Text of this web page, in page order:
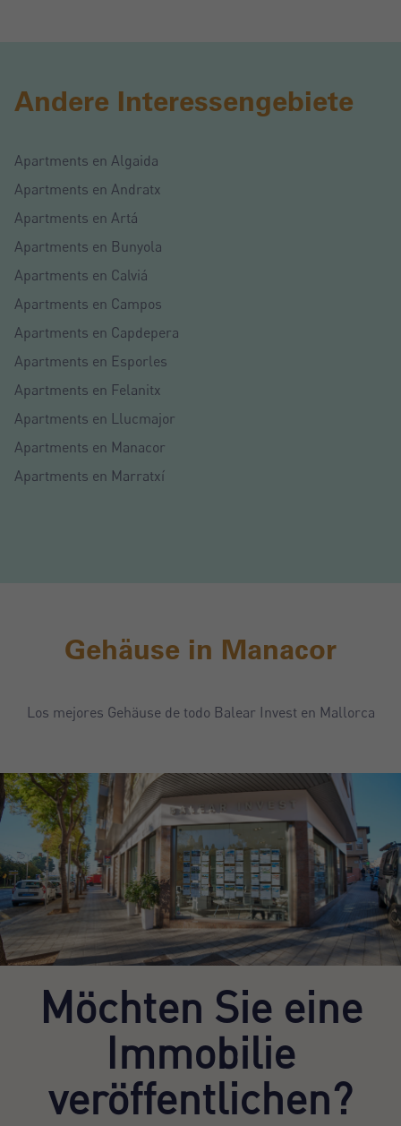
Andere Interessengebiete
Apartments en Algaida
Apartments en Andratx
Apartments en Artá
Apartments en Bunyola
Apartments en Calviá
Apartments en Campos
Apartments en Capdepera
Apartments en Esporles
Apartments en Felanitx
Apartments en Llucmajor
Apartments en Manacor
Apartments en Marratxí
Gehäuse in Manacor
Los mejores Gehäuse de todo Balear Invest en Mallorca
Möchten Sie eine
Immobilie
veröffentlichen?